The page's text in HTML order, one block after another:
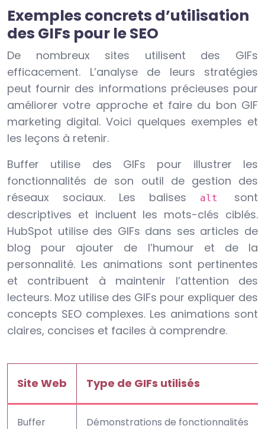
Exemples concrets d’utilisation
des GIFs pour le SEO
De nombreux sites utilisent des GIFs
efficacement. L’analyse de leurs stratégies
peut fournir des informations précieuses pour
améliorer votre approche et faire du bon GIF
marketing digital. Voici quelques exemples et
les leçons à retenir.
Buffer utilise des GIFs pour illustrer les
fonctionnalités de son outil de gestion des
réseaux sociaux. Les balises
alt sont
descriptives et incluent les mots-clés ciblés.
HubSpot utilise des GIFs dans ses articles de
blog pour ajouter de l’humour et de la
personnalité. Les animations sont pertinentes
et contribuent à maintenir l’attention des
lecteurs. Moz utilise des GIFs pour expliquer des
concepts SEO complexes. Les animations sont
claires, concises et faciles à comprendre.
Site Web Type de GIFs utilisés
Buffer Démonstrations de fonctionnalités